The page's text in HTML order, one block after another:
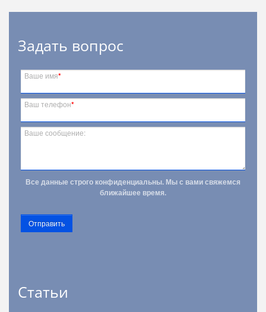
Задать вопрос
Ваше имя*
Ваш телефон*
Ваше сообщение:
Все данные строго конфиденциальны. Мы с вами свяжемся
ближайшее время.
Отправить
Статьи